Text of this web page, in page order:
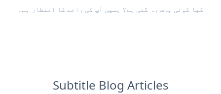
کیا کوئی بات رہ گئی ہے؟ ہمیں آپ کی رائے کا انتظار ہے۔
Subtitle Blog Articles